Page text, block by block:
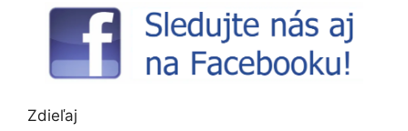
Zdieľaj